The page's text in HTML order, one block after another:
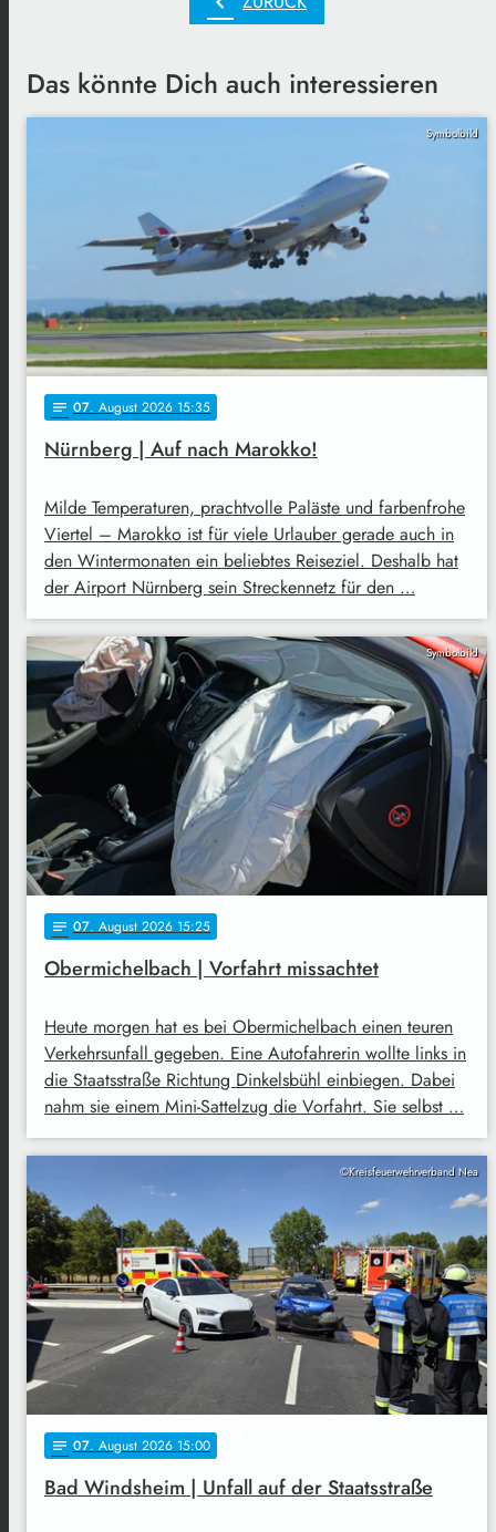
Das könnte Dich auch interessieren
Symbolbild
notes 07. August 2026 15:35
Nürnberg | Auf nach Marokko!
Milde Temperaturen, prachtvolle Paläste und farbenfrohe
Viertel – Marokko ist für viele Urlauber gerade auch in
den Wintermonaten ein beliebtes Reiseziel. Deshalb hat
der Airport Nürnberg sein Streckennetz für den …
Symbolbild
notes 07. August 2026 15:25
Obermichelbach | Vorfahrt missachtet
Heute morgen hat es bei Obermichelbach einen teuren
Verkehrsunfall gegeben. Eine Autofahrerin wollte links in
die Staatsstraße Richtung Dinkelsbühl einbiegen. Dabei
nahm sie einem Mini-Sattelzug die Vorfahrt. Sie selbst …
©Kreisfeuerwehrverband Nea
notes 07. August 2026 15:00
Bad Windsheim | Unfall auf der Staatsstraße